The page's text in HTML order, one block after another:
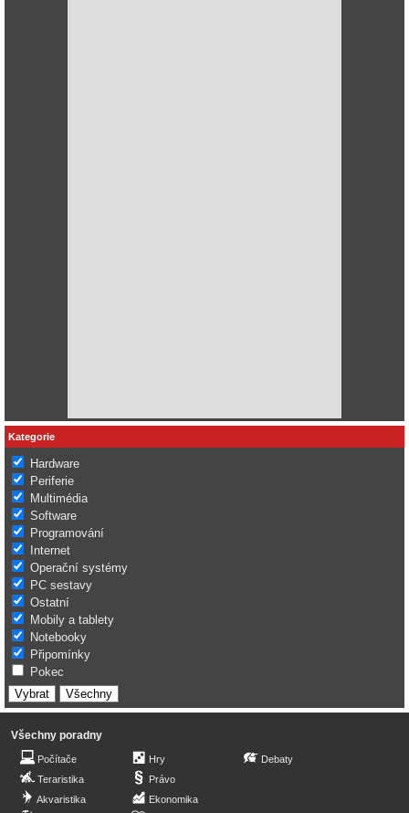
Kategorie
Hardware
Periferie
Multimédia
Software
Programování
Internet
Operační systémy
PC sestavy
Ostatní
Mobily a tablety
Notebooky
Připomínky
Pokec
Všechny poradny
Počítače
Teraristika
Akvaristika
Hry
Právo
Ekonomika
Debaty